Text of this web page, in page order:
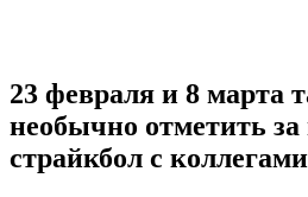
23 февраля и 8 марта
необычно отметить за
страйкбол с коллегами